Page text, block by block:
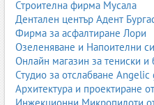
Строителна фирма Мусала
Дентален център Адент
Фирма за асфалтиране Лори
Озеленяване и Напоителни
Онлайн магазин за тениски
Студио за отслабване
Архитектура и проектиране